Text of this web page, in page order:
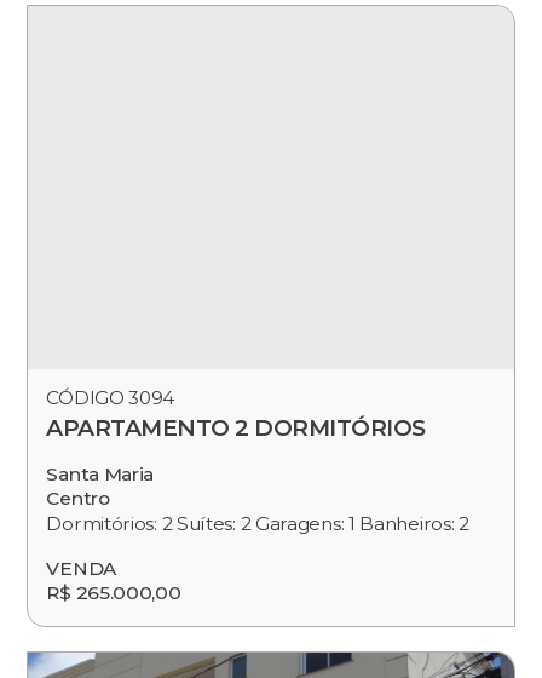
CÓDIGO 3094
APARTAMENTO 2 DORMITÓRIOS
Santa Maria
Centro
Dormitórios: 2 Suítes: 2 Garagens: 1 Banheiros: 2
VENDA
R$ 265.000,00